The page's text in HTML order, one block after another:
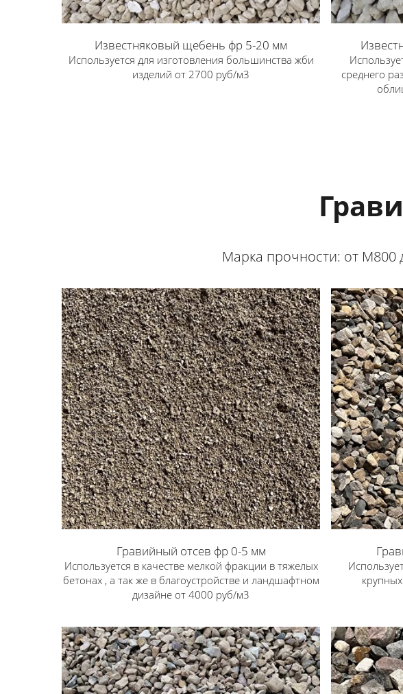
Известняковый щебень фр 5-20 мм
Используется для изготовления большинства жби
изделий от 2700 руб/м3
среднего
Марка прочности: от М800
Гравийный отсев фр 0-5 мм
Используется в качестве мелкой фракции в тяжелых
бетонах , а так же в благоустройстве и ландшафтном
дизайне от 4000 руб/м3